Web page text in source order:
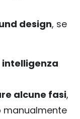
design, se
alcune fasi,
manualmente